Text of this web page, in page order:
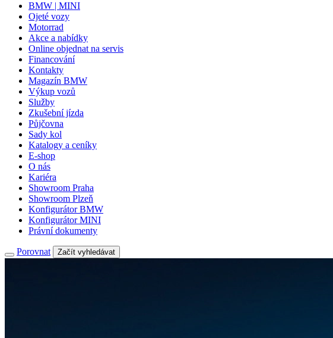
BMW | MINI
Ojeté vozy
Motorrad
Akce a nabídky
Online objednat na servis
Financování
Kontakty
Magazín BMW
Výkup vozů
Služby
Zkušební jízda
Půjčovna
Sady kol
Katalogy a ceníky
E-shop
O nás
Kariéra
Showroom Praha
Showroom Plzeň
Konfigurátor BMW
Konfigurátor MINI
Právní dokumenty
Porovnat Začít vyhledávat